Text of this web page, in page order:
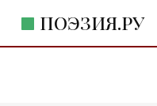
ПОЭЗИЯ.РУ